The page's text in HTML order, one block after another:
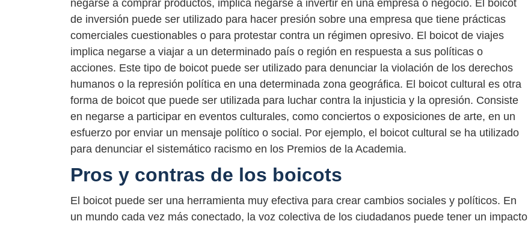
negarse a comprar productos, implica negarse a invertir en una empresa o negocio. El boicot
de inversión puede ser utilizado para hacer presión sobre una empresa que tiene prácticas
comerciales cuestionables o para protestar contra un régimen opresivo. El boicot de viajes
implica negarse a viajar a un determinado país o región en respuesta a sus políticas o
acciones. Este tipo de boicot puede ser utilizado para denunciar la violación de los derechos
humanos o la represión política en una determinada zona geográfica. El boicot cultural es otra
forma de boicot que puede ser utilizada para luchar contra la injusticia y la opresión. Consiste
en negarse a participar en eventos culturales, como conciertos o exposiciones de arte, en un
esfuerzo por enviar un mensaje político o social. Por ejemplo, el boicot cultural se ha utilizado
para denunciar el sistemático racismo en los Premios de la Academia.
Pros y contras de los boicots
El boicot puede ser una herramienta muy efectiva para crear cambios sociales y políticos. En
un mundo cada vez más conectado, la voz colectiva de los ciudadanos puede tener un impacto